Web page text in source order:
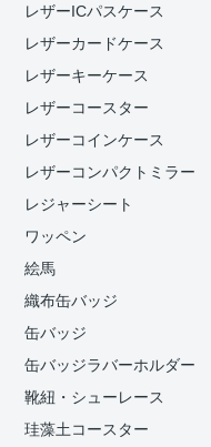
レザーICパスケース
レザーカードケース
レザーキーケース
レザーコースター
レザーコインケース
レザーコンパクトミラー
レジャーシート
ワッペン
絵馬
織布缶バッジ
缶バッジ
缶バッジラバーホルダー
靴紐・シューレース
珪藻土コースター